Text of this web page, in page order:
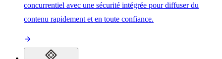
concurrentiel avec une sécurité intégrée pour diffuser du
contenu rapidement et en toute confiance.